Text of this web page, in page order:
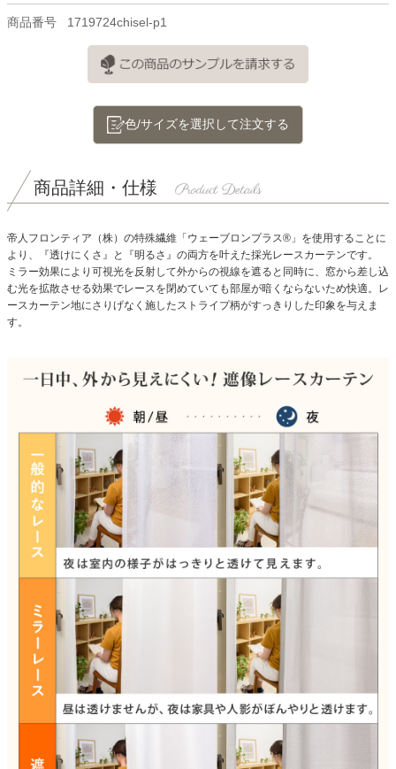
商品番号 1719724chisel-p1
色/サイズを選択して注文する
商品詳細・仕様
帝人フロンティア（株）の特殊繊維「ウェーブロンプラス®」を使用することに
より、『透けにくさ』と『明るさ』の両方を叶えた採光レースカーテンです。
ミラー効果により可視光を反射して外からの視線を遮ると同時に、窓から差し込
む光を拡散させる効果でレースを閉めていても部屋が暗くならないため快適。レ
ースカーテン地にさりげなく施したストライプ柄がすっきりした印象を与えま
す。